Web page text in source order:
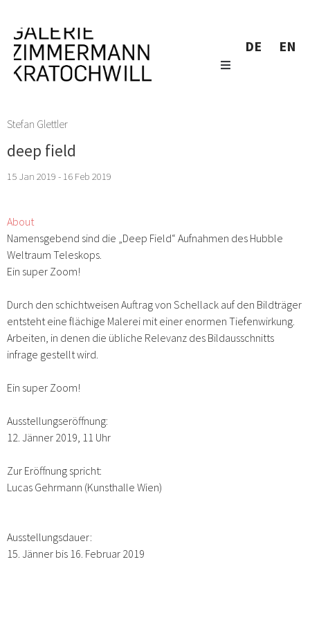
DE EN
Stefan Glettler
deep field
15 Jan 2019 - 16 Feb 2019
About
Namensgebend sind die „Deep Field“ Aufnahmen des Hubble
Weltraum Teleskops.
Ein super Zoom!
Durch den schichtweisen Auftrag von Schellack auf den Bildträger
entsteht eine flächige Malerei mit einer enormen Tiefenwirkung.
Arbeiten, in denen die übliche Relevanz des Bildausschnitts
infrage gestellt wird.
Ein super Zoom!
Ausstellungseröffnung:
12. Jänner 2019, 11 Uhr
Zur Eröffnung spricht:
Lucas Gehrmann (Kunsthalle Wien)
Ausstellungsdauer:
15. Jänner bis 16. Februar 2019